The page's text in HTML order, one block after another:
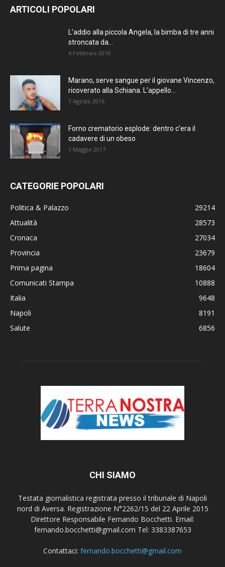
ARTICOLI POPOLARI
L’addio alla piccola Angela, la bimba di tre anni
stroncata da...
4 Febbraio 2016
Marano, serve sangue per il giovane Vincenzo,
ricoverato alla Schiana. L’appello...
1 Agosto 2016
Forno crematorio esplode: dentro c’era il
cadavere di un obeso
1 Maggio 2017
CATEGORIE POPOLARI
Politica & Palazzo
29214
Attualità
28573
Cronaca
27034
Provincia
23679
Prima pagina
18604
Comunicati Stampa
10888
Italia
9648
Napoli
8191
Salute
6856
CHI SIAMO
Testata giornalistica registrata presso il tribunale di Napoli
nord di Aversa. Registrazione N°2262/15 del 22 Aprile 2015
Direttore Responsabile Fernando Bocchetti. Email:
fernando.bocchetti@gmail.com Tel: 3383387653
Contattaci: fernando.bocchetti@gmail.com
TERRANOSTRA NEWS
SU FACEBOOK